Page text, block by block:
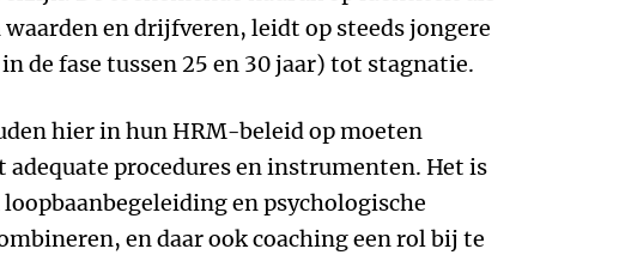
en drijfveren, leidt op steeds jongere
de fase tussen 25 en 30 jaar) tot stagnatie.
hier in hun HRM-beleid op moeten
procedures en instrumenten. Het is
en psychologische
en daar ook coaching een rol bij te